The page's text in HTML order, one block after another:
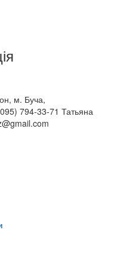
м. Буча,
794-33-71 Татьяна